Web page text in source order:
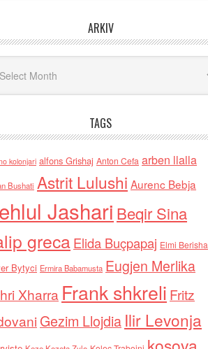
ARKIV
TAGS
kolonjari alfons Grishaj Anton Cefa arben llalla
Bushati Astrit Lulushi Aurenc Bebja
Jashari Beqir Sina
grecaElida Buçpapaj Elmi Berisha
Bytyci Ermira Babamusta Eugjen Merlika
Xharra Frank shkreli Fritz
Gezim Llojdia Ilir Levonja